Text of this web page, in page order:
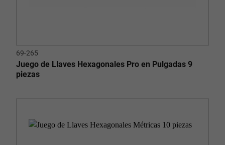
69-265
Juego de Llaves Hexagonales Pro en Pulgadas 9
piezas